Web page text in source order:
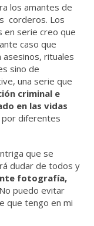
los amantes de
corderos. Los
en serie creo que
caso que
asesinos, rituales
sino de
una serie que
criminal e
en las vidas
por diferentes
que se
dudar de todos y
fotografía,
puedo evitar
que tengo en mi